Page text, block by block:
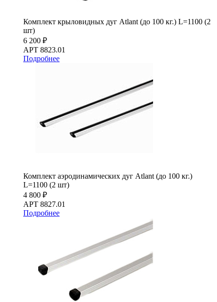
Комплект крыловидных дуг Atlant (до 100 кг.) L=1100 (2
шт)
6 200 ₽
АРТ 8823.01
Подробнее
Комплект аэродинамических дуг Atlant (до 100 кг.)
L=1100 (2 шт)
4 800 ₽
АРТ 8827.01
Подробнее